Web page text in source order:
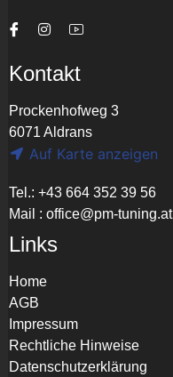
Kontakt
Prockenhofweg 3
6071 Aldrans
Auf Karte anzeigen
Tel.: +43 664 352 39 56
Mail : office@pm-tuning.at
Links
Home
AGB
Impressum
Rechtliche Hinweise
Datenschutzerklärung